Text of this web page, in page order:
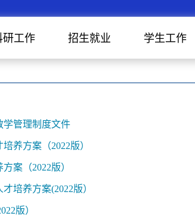
研工作 招生就业 学生工作
学管理制度文件
养方案（2022版）
案（2022版）
培养方案(2022版）
版）